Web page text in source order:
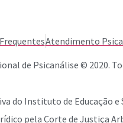
Atendimento
de Psicanálise © 2020.
do Instituto de Educação e
pela Corte de Justiça